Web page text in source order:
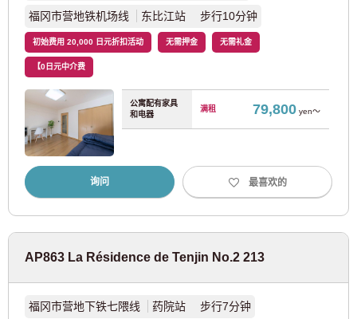
福冈市营地铁机场线 东比江站 步行10分钟
初始费用 20,000 日元折扣活动 无需押金 无需礼金
【0日元中介费
公寓配有家具
和电器
满租 79,800yen～
询问 最喜欢的
AP863 La Résidence de Tenjin No.2 213
福冈市营地下铁七隈线 药院站 步行7分钟